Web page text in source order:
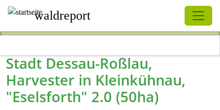
waldreport
Stadt Dessau-Roßlau,
Harvester in Kleinkühnau,
"Eselsforth" 2.0 (50ha)
Schliessen